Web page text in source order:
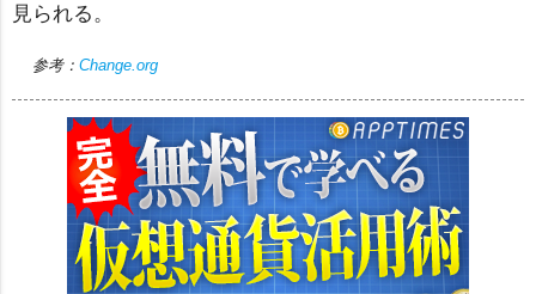
見られる。
参考： Change.org